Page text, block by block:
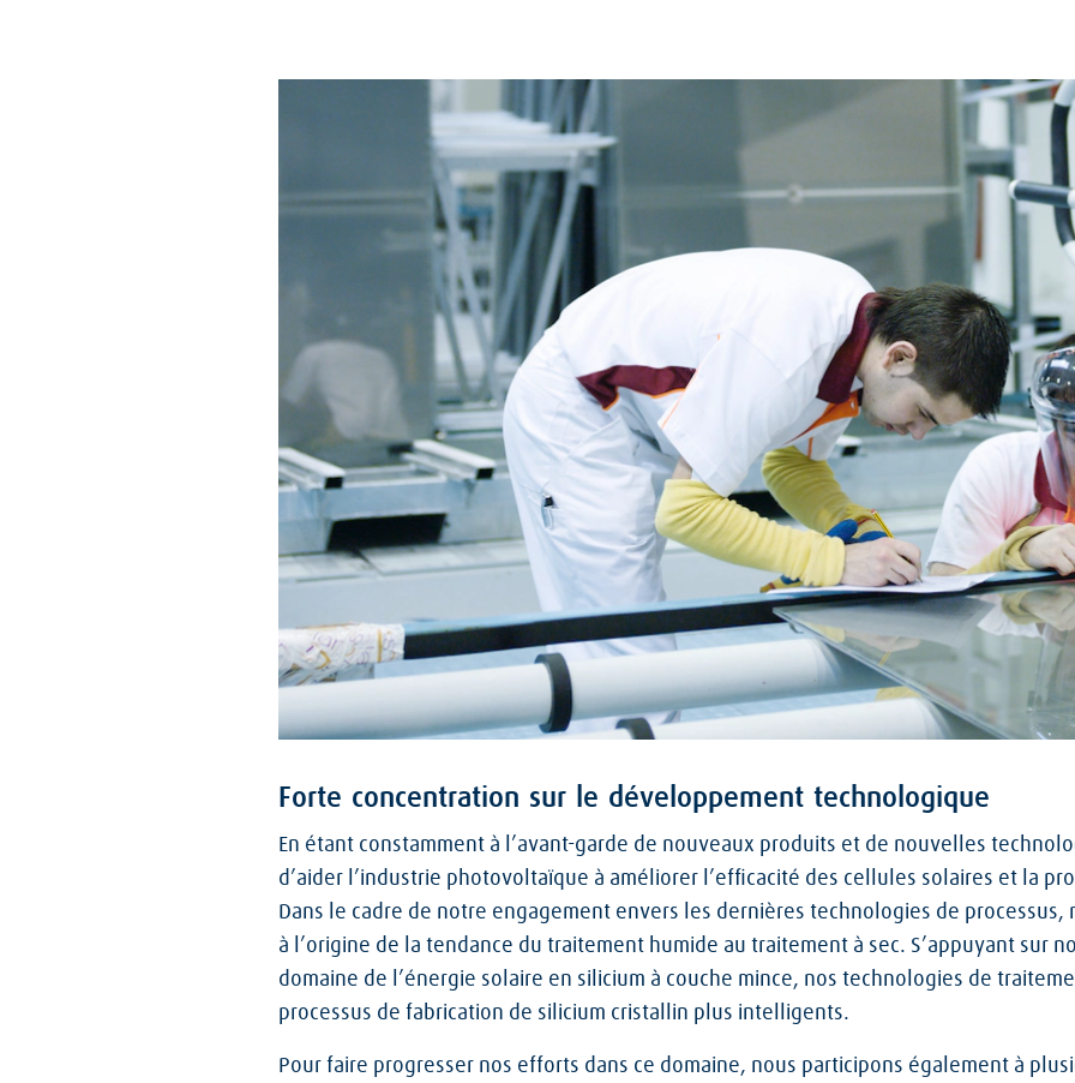
Forte concentration sur le développement technologique
En étant constamment à l’avant-garde de nouveaux produits et de nouvelles
d’aider l’industrie photovoltaïque à améliorer l’efficacité des cellules solaires et la
Dans le cadre de notre engagement envers les dernières technologies de processus,
à l’origine de la tendance du traitement humide au traitement à sec. S’appuyant sur
domaine de l’énergie solaire en silicium à couche mince, nos technologies de
processus de fabrication de silicium cristallin plus intelligents.
Pour faire progresser nos efforts dans ce domaine, nous participons également à